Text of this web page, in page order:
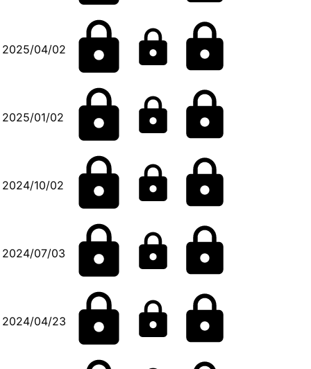
2025/04/02
2025/01/02
2024/10/02
2024/07/03
2024/04/23